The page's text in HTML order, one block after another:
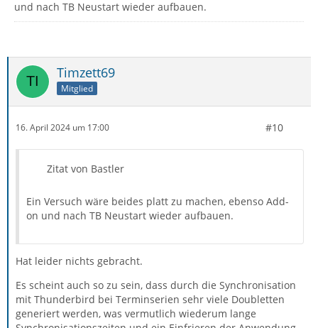
und nach TB Neustart wieder aufbauen.
Timzett69
Mitglied
16. April 2024 um 17:00 #10
Zitat von Bastler
Ein Versuch wäre beides platt zu machen, ebenso Add-
on und nach TB Neustart wieder aufbauen.
Hat leider nichts gebracht.
Es scheint auch so zu sein, dass durch die Synchronisation
mit Thunderbird bei Terminserien sehr viele Doubletten
generiert werden, was vermutlich wiederum lange